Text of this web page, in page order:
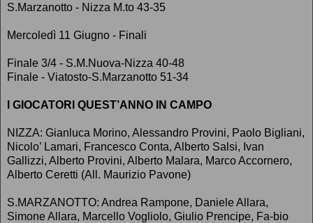
S.Marzanotto - Nizza M.to 43-35
Mercoledì 11 Giugno - Finali
Finale 3/4 - S.M.Nuova-Nizza 40-48
Finale - Viatosto-S.Marzanotto 51-34
I GIOCATORI QUEST’ANNO IN CAMPO
NIZZA: Gianluca Morino, Alessandro Provini, Paolo Bigliani,
Nicolo’ Lamari, Francesco Conta, Alberto Salsi, Ivan
Gallizzi, Alberto Provini, Alberto Malara, Marco Accornero,
Alberto Ceretti (All. Maurizio Pavone)
S.MARZANOTTO: Andrea Rampone, Daniele Allara,
Simone Allara, Marcello Vogliolo, Giulio Prencipe, Fa-bio